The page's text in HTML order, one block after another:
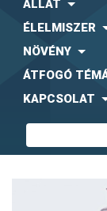
ÁLLAT
ÉLELMISZER
NÖVÉNY
ÁTFOGÓ
KAPCSOLAT